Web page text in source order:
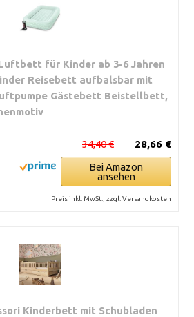
für Kinder ab 3-6 Jahren
Reisebett aufbalsbar mit
Gästebett Beistellbett,
28,66 €
34,40 €
Bei Amazon
ansehen
Preis inkl. MwSt., zzgl. Versandkosten
Kinderbett mit Schubladen